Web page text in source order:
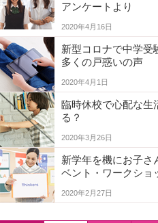
アンケートより
2020年4月16日
新型コロナで中学受
多くの戸惑いの声
2020年4月1日
臨時休校で心配な生
る？
2020年3月26日
新学年を機にお子さ
ベント・ワークショ
2020年2月27日